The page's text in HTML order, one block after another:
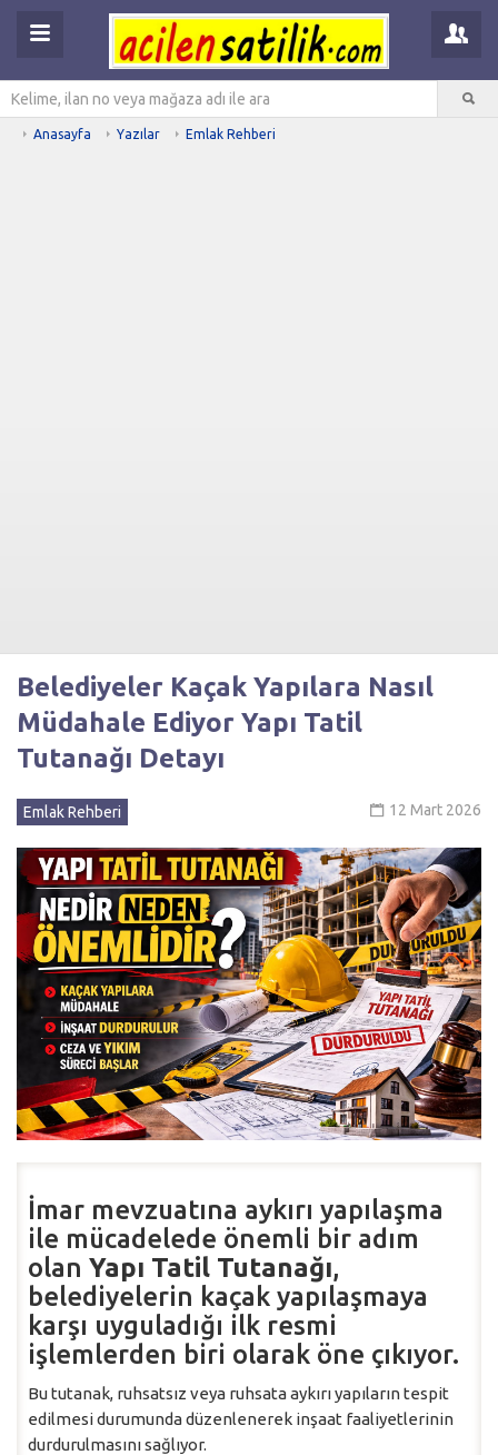
Anasayfa Yazılar Emlak Rehberi
Belediyeler Kaçak Yapılara Nasıl
Müdahale Ediyor Yapı Tatil
Tutanağı Detayı
12 Mart 2026
Emlak Rehberi
İmar mevzuatına aykırı yapılaşma
ile mücadelede önemli bir adım
olan Yapı Tatil Tutanağı,
belediyelerin kaçak yapılaşmaya
karşı uyguladığı ilk resmi
işlemlerden biri olarak öne çıkıyor.
Bu tutanak, ruhsatsız veya ruhsata aykırı yapıların tespit
edilmesi durumunda düzenlenerek inşaat faaliyetlerinin
durdurulmasını sağlıyor.